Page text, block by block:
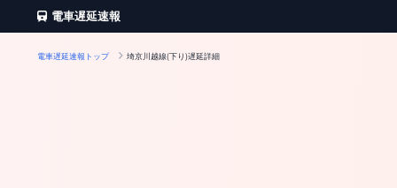
電車遅延速報
電車遅延速報トップ 埼京川越線(下り)遅延詳細